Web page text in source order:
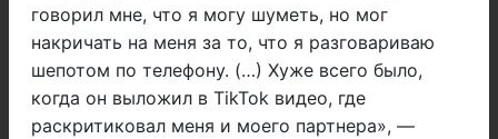
говорил мне, что я могу шуметь, но мог
накричать на меня за то, что я разговариваю
шепотом по телефону. (…) Хуже всего было,
когда он выложил в TikTok видео, где
раскритиковал меня и моего партнера», —